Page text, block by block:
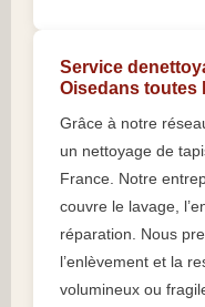
Service
Oisedans toutes
Grâce à notre
un nettoyage de
France. Notre
couvre le lavage,
réparation. Nous
l’enlèvement et la
volumineux ou